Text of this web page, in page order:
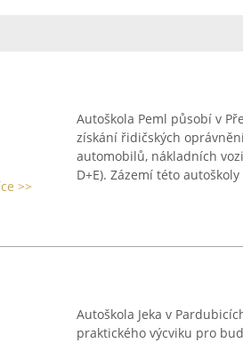
>>
Autoškola Peml působí v
získání řidičských
automobilů, nákladních
D+E). Zázemí této autoškoly
Autoškola Jeka v
praktického výcviku pro